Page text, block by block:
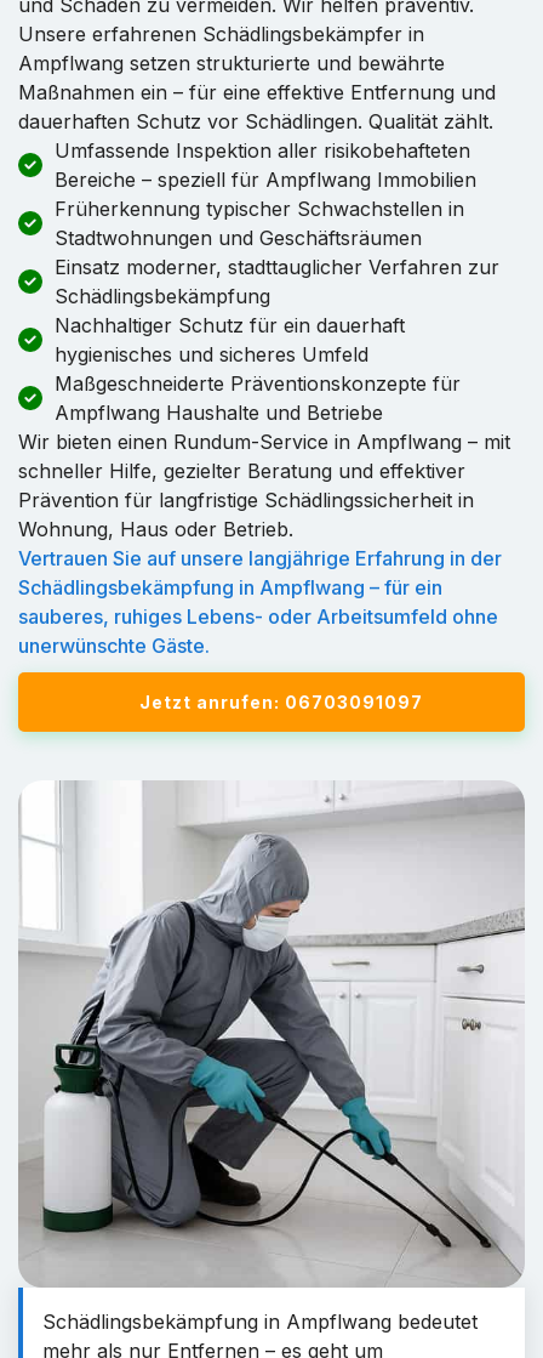
Unsere erfahrenen Schädlingsbekämpfer in
Ampflwang setzen strukturierte und bewährte
Maßnahmen ein – für eine effektive Entfernung und
dauerhaften Schutz vor Schädlingen. Qualität zählt.
Umfassende Inspektion aller risikobehafteten
Bereiche – speziell für Ampflwang Immobilien
Früherkennung typischer Schwachstellen in
Stadtwohnungen und Geschäftsräumen
Einsatz moderner, stadttauglicher Verfahren zur
Schädlingsbekämpfung
Nachhaltiger Schutz für ein dauerhaft
hygienisches und sicheres Umfeld
Maßgeschneiderte Präventionskonzepte für
Ampflwang Haushalte und Betriebe
Wir bieten einen Rundum-Service in Ampflwang – mit
schneller Hilfe, gezielter Beratung und effektiver
Prävention für langfristige Schädlingssicherheit in
Wohnung, Haus oder Betrieb.
Vertrauen Sie auf unsere langjährige Erfahrung in der
Schädlingsbekämpfung in Ampflwang – für ein
sauberes, ruhiges Lebens- oder Arbeitsumfeld ohne
unerwünschte Gäste.
Jetzt anrufen: 06703091097
Schädlingsbekämpfung in Ampflwang bedeutet
mehr als nur Entfernen – es geht um